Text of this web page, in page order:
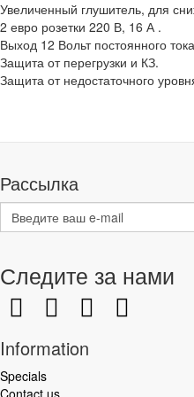
Увеличенный глушитель, для
2 евро розетки 220 В, 16 А .
Выход 12 Вольт постоянного
Защита от перегрузки и КЗ.
Защита от недостаточного
Рассылка
Следите за нами
Information
Specials
Contact us